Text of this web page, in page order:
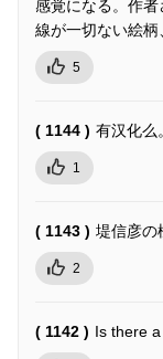
感覚になる。作
線が一切ない絵柄
5
( 1144 ) 有汉化么
1
( 1143 ) 堤信彦の
2
( 1142 ) Is there